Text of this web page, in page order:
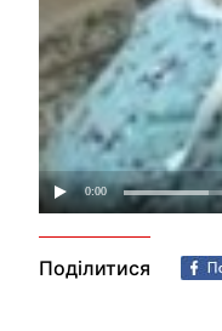
Поділитися